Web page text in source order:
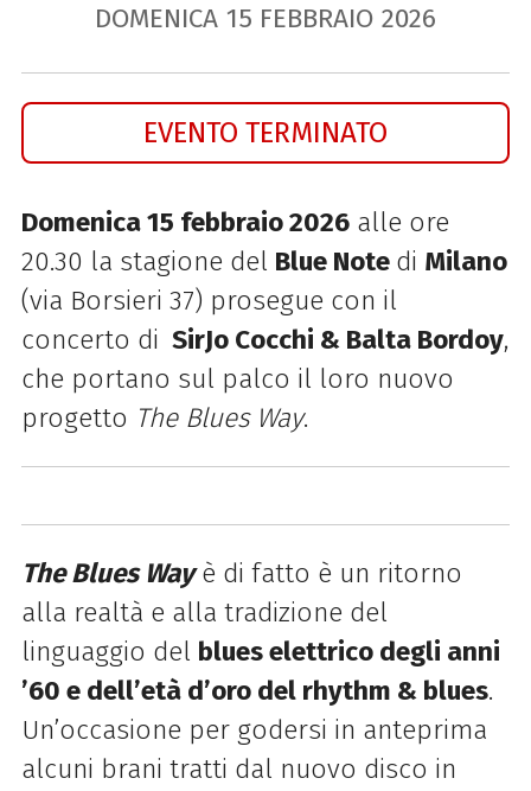
DOMENICA 15 FEBBRAIO 2026
EVENTO TERMINATO
Domenica 15 febbraio 2026alle ore
20.30 la stagione del Blue Note di Milano
(via Borsieri 37) prosegue con il
concerto di SirJo Cocchi & Balta Bordoy,
che portano sul palco il loro nuovo
progetto The Blues Way.
The Blues Wayè di fatto è un ritorno
alla realtà e alla tradizione del
linguaggio del blues elettrico degli anni
’60 e dell’età d’oro del rhythm & blues.
Un’occasione per godersi in anteprima
alcuni brani tratti dal nuovo disco in